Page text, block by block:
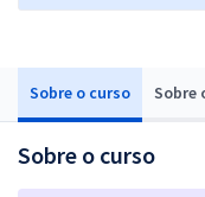
Sobre o curso Sobre
Sobre o curso